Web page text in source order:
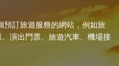
預訂旅遊服務的網站，例如旅
演出門票、旅遊汽車、機場接